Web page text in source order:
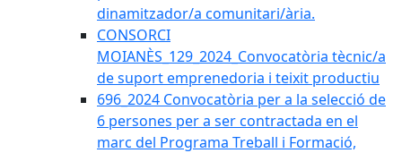
dinamitzador/a comunitari/ària.
CONSORCI
MOIANÈS_129_2024_Convocatòria tècnic/a
de suport emprenedoria i teixit productiu
696_2024 Convocatòria per a la selecció de
6 persones per a ser contractada en el
marc del Programa Treball i Formació,